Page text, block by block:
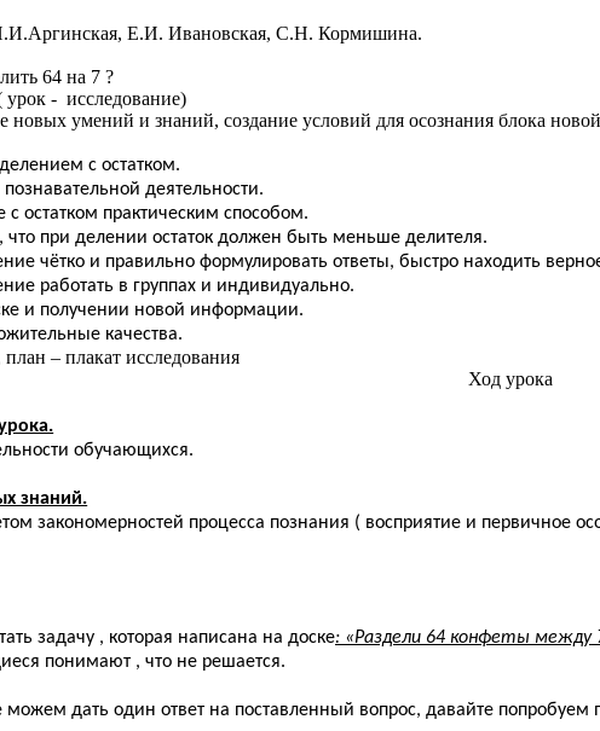
Е.И. Ивановская, С.Н. Кормишина.
64 на 7 ?
- исследование)
новых умений и знаний, создание условий для осознания блока
с остатком.
деятельности.
остатком практическим способом.
что при делении остаток должен быть меньше делителя.
чётко и правильно формулировать ответы, быстро находить
работать в группах и индивидуально.
и получении новой информации.
качества.
план – плакат исследования
Ход урока
обучающихся.
знаний.
закономерностей процесса познания ( восприятие и первичное
задачу , которая написана на доске: «Раздели 64 конфеты между
понимают , что не решается.
дать один ответ на поставленный вопрос, давайте попробуем